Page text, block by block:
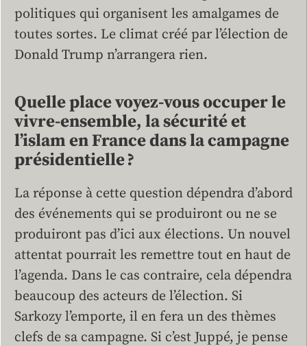
politiques qui organisent les amalgames de
toutes sortes. Le climat créé par l’élection de
Donald Trump n’arrangera rien.
Quelle place voyez-vous occuper le
vivre-ensemble, la sécurité et
l’islam en France dans la campagne
présidentielle ?
La réponse à cette question dépendra d’abord
des événements qui se produiront ou ne se
produiront pas d’ici aux élections. Un nouvel
attentat pourrait les remettre tout en haut de
l’agenda. Dans le cas ­contraire, cela dépendra
beaucoup des acteurs de l’élection. Si
Sarkozy l’emporte, il en fera un des thèmes
clefs de sa campagne. Si c’est Juppé, je pense